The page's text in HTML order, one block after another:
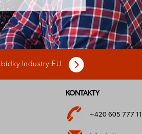
Industry-EU
KONTAKTY
+420 605 777 111